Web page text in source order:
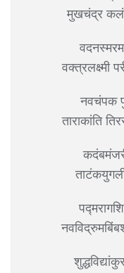
मुखचंद्र
वक्त्रलक्ष्मी
नवचंपक
ताराकांति